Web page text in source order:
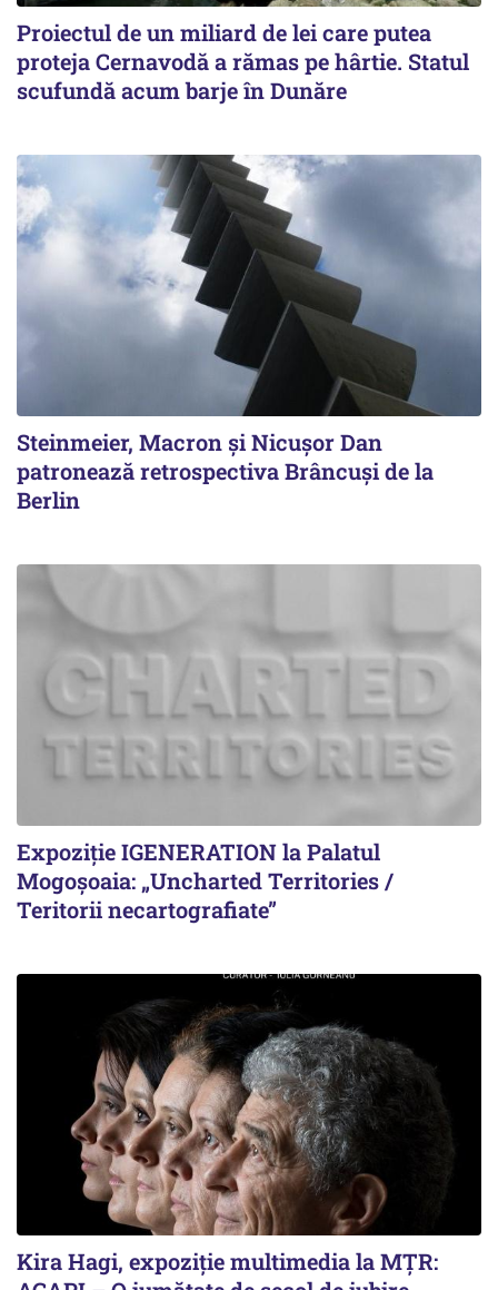
Proiectul de un miliard de lei care putea
proteja Cernavodă a rămas pe hârtie. Statul
scufundă acum barje în Dunăre
Steinmeier, Macron și Nicușor Dan
patronează retrospectiva Brâncuși de la
Berlin
Expoziție IGENERATION la Palatul
Mogoșoaia: „Uncharted Territories /
Teritorii necartografiate”
Kira Hagi, expoziție multimedia la MȚR: